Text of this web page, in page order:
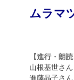
ムラマ
【進行・朗読
山根基世さん
進藤晶子さん